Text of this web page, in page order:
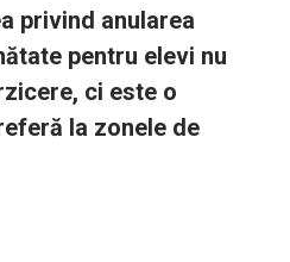
privind anularea
pentru elevi nu
ci este o
la zonele de